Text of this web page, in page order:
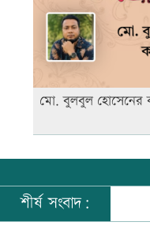
মো. বুলবুল হোসেনের
শীর্ষ সংবাদ: